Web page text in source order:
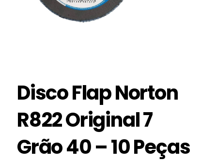
Disco Flap Norton
R822 Original 7
Grão 40 – 10 Peças